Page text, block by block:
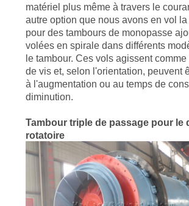
matériel plus même à travers le
autre option que nous avons en vol
pour des tambours de monopasse
volées en spirale dans différents
le tambour. Ces vols agissent
de vis et, selon l'orientation, peuvent
à l'augmentation ou au temps de
diminution.
Tambour triple de passage pour le
rotatoire